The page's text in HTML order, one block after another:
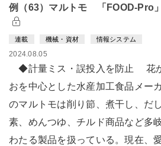
例（63）マルトモ 「FOOD-Pro
連載 機械・資材 情報システム
2024.08.05
◆計量ミス・誤投入を防止 花
おを中心とした水産加工食品メー
のマルトモは削り節、煮干し、だ
素、めんつゆ、チルド商品など多
わたる製品を扱っている。現在、